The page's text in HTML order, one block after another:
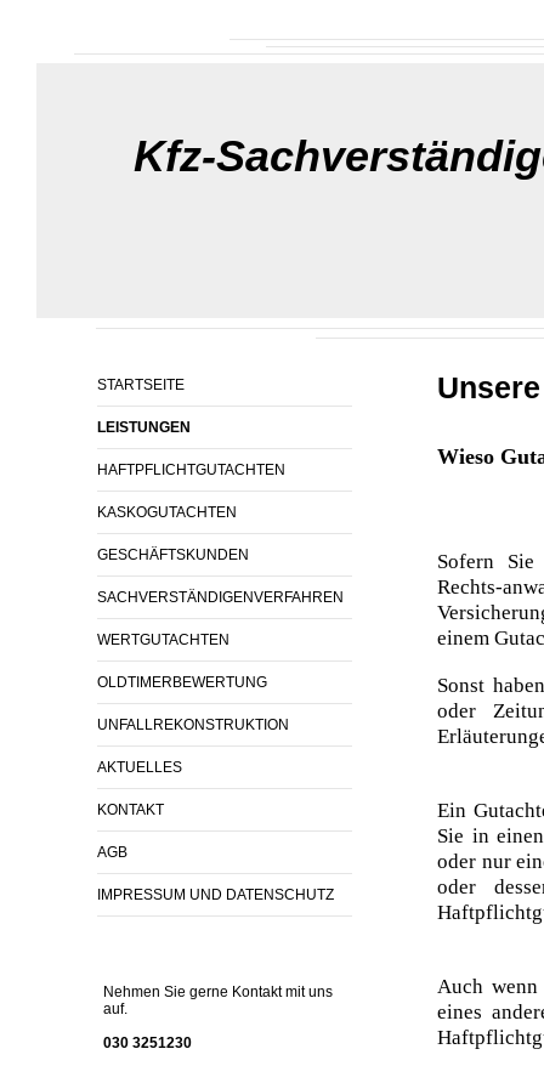
Kfz-
STARTSEITE
LEISTUNGEN
HAFTPFLICHTGUTACHTEN
KASKOGUTACHTEN
GESCHÄFTSKUNDEN
SACHVERSTÄNDIGENVERFAHREN
WERTGUTACHTEN
OLDTIMERBEWERTUNG
UNFALLREKONSTRUKTION
AKTUELLES
KONTAKT
AGB
IMPRESSUM UND DATENSCHUTZ
Nehmen Sie gerne Kontakt mit uns
auf.
030 3251230
Wieso
Sofern
einem
Sonst
oder
Ein
Sie in
oder nur
oder
Auch
eines